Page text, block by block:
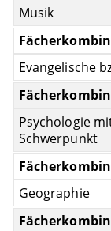
Musik
Evangelische
Psychologie
Schwerpunkt
Geographie